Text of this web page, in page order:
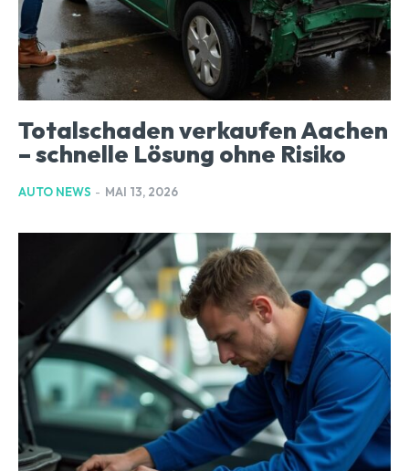
Totalschaden verkaufen Aachen
– schnelle Lösung ohne Risiko
AUTO NEWS - MAI 13, 2026